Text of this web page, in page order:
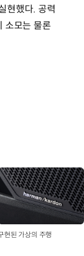
현했다. 공력
소모는 물론
현된 가상의 주행